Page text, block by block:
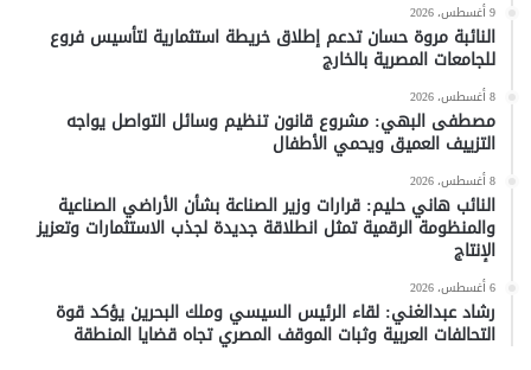
9 أغسطس، 2026
النائبة مروة حسان تدعم إطلاق خريطة استثمارية لتأسيس فروع
للجامعات المصرية بالخارج
8 أغسطس، 2026
مصطفى البهي: مشروع قانون تنظيم وسائل التواصل يواجه
التزييف العميق ويحمي الأطفال
8 أغسطس، 2026
النائب هاني حليم: قرارات وزير الصناعة بشأن الأراضي الصناعية
والمنظومة الرقمية تمثل انطلاقة جديدة لجذب الاستثمارات وتعزيز
الإنتاج
6 أغسطس، 2026
رشاد عبدالغني: لقاء الرئيس السيسي وملك البحرين يؤكد قوة
التحالفات العربية وثبات الموقف المصري تجاه قضايا المنطقة